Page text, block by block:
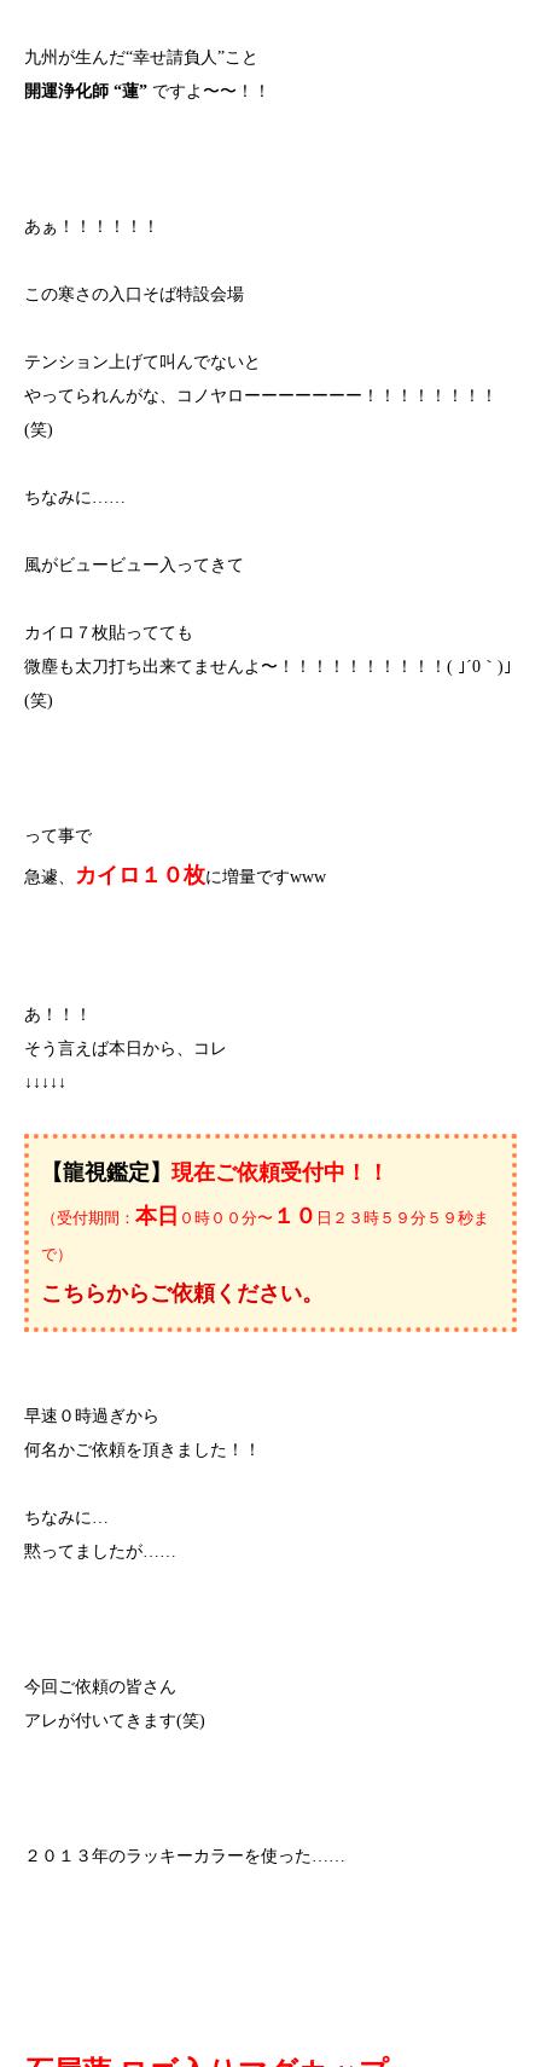
九州が生んだ“幸せ請負人”こと
開運浄化師 “蓮” ですよ〜〜！！
あぁ！！！！！！
この寒さの入口そば特設会場
テンション上げて叫んでないと
やってられんがな、コノヤローーーーーーー！！！！！！！！
(笑)
ちなみに……
風がビュービュー入ってきて
カイロ７枚貼ってても
微塵も太刀打ち出来てませんよ〜！！！！！！！！！！( ｣´0｀)｣
(笑)
って事で
急遽、 カイロ１０枚に増量ですwww
あ！！！
そう言えば本日から、コレ
↓↓↓↓↓
【龍視鑑定】 現在ご依頼受付中！！
（受付期間： 本日 ０時００分〜 １０ 日２３時５９分５９秒ま
で）
こちらからご依頼ください。
早速０時過ぎから
何名かご依頼を頂きました！！
ちなみに…
黙ってましたが……
今回ご依頼の皆さん
アレが付いてきます(笑)
２０１３年のラッキーカラーを使った……